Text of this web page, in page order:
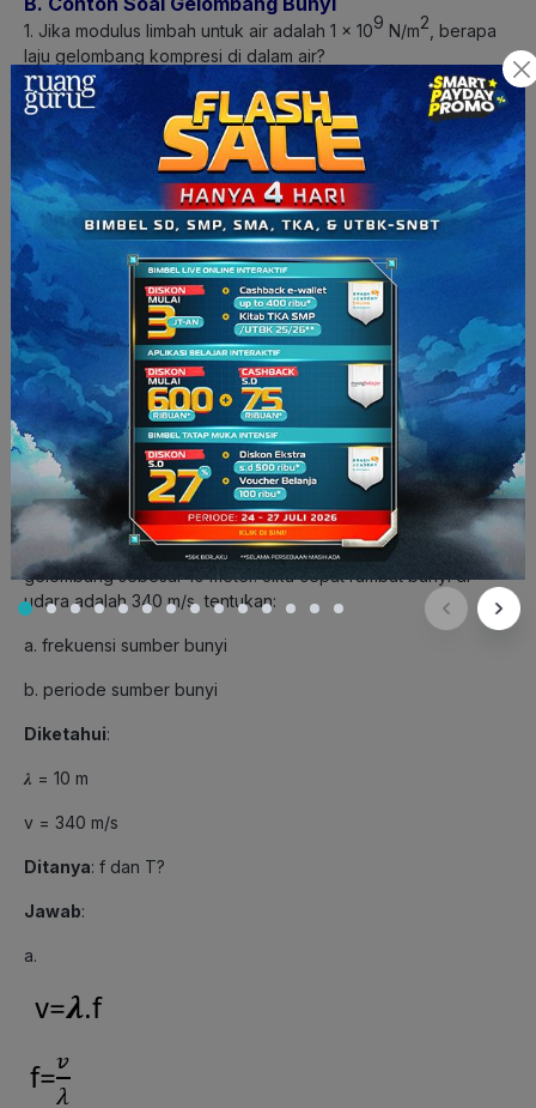
1. Jika modulus limbah untuk air adalah 1 x 109 N/m2 , berapa
laju gelombang kompresi di dalam air?
Jawab:
Ditanya
Jawab:
2. Seorang anak mendengar bunyi yang memiliki panjang
gelombang sebesar 10 meter. Jika cepat rambat bunyi di
udara adalah 340 m/s, tentukan:
a. frekuensi sumber bunyi
b. periode sumber bunyi
Diketahui:
𝝀 = 10 m
v = 340 m/s
Ditanya: f dan T?
Jawab:
a.